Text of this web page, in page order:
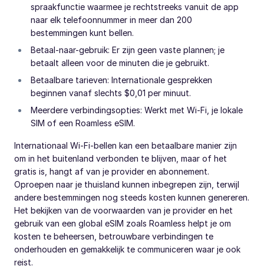
spraakfunctie waarmee je rechtstreeks vanuit de app
naar elk telefoonnummer in meer dan 200
bestemmingen kunt bellen.
Betaal-naar-gebruik: Er zijn geen vaste plannen; je
betaalt alleen voor de minuten die je gebruikt.
Betaalbare tarieven: Internationale gesprekken
beginnen vanaf slechts $0,01 per minuut.
Meerdere verbindingsopties: Werkt met Wi-Fi, je lokale
SIM of een Roamless eSIM.
Internationaal Wi-Fi-bellen kan een betaalbare manier zijn
om in het buitenland verbonden te blijven, maar of het
gratis is, hangt af van je provider en abonnement.
Oproepen naar je thuisland kunnen inbegrepen zijn, terwijl
andere bestemmingen nog steeds kosten kunnen genereren.
Het bekijken van de voorwaarden van je provider en het
gebruik van een global eSIM zoals Roamless helpt je om
kosten te beheersen, betrouwbare verbindingen te
onderhouden en gemakkelijk te communiceren waar je ook
reist.